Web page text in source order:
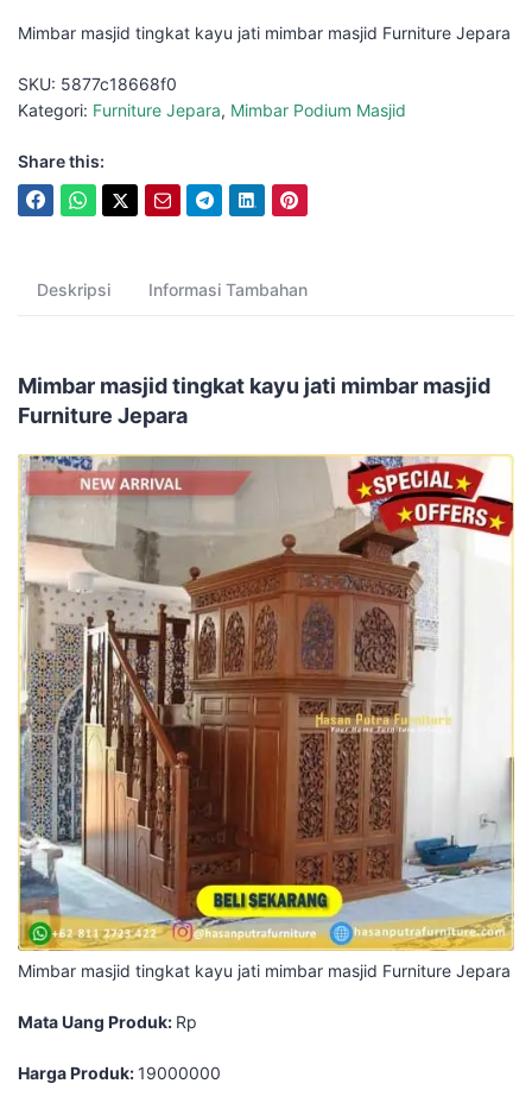
Mimbar masjid tingkat kayu jati mimbar masjid Furniture Jepara
SKU: 5877c18668f0
Kategori: Furniture Jepara, Mimbar Podium Masjid
Share this:
Deskripsi Informasi Tambahan
Mimbar masjid tingkat kayu jati mimbar masjid
Furniture Jepara
Mimbar masjid tingkat kayu jati mimbar masjid Furniture Jepara
Mata Uang Produk: Rp
Harga Produk:19000000